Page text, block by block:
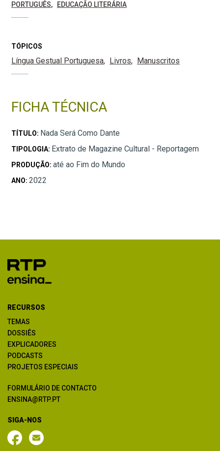
PORTUGUÊS
EDUCAÇÃO LITERÁRIA
TÓPICOS
Língua Gestual Portuguesa Livros Manuscritos
FICHA TÉCNICA
TÍTULO: Nada Será Como Dante
TIPOLOGIA: Extrato de Magazine Cultural - Reportagem
PRODUÇÃO: até ao Fim do Mundo
ANO: 2022
RECURSOS
TEMAS
DOSSIÊS
EXPLICADORES
PODCASTS
PROJETOS ESPECIAIS
FORMULÁRIO DE CONTACTO
ENSINA@RTP.PT
SIGA-NOS